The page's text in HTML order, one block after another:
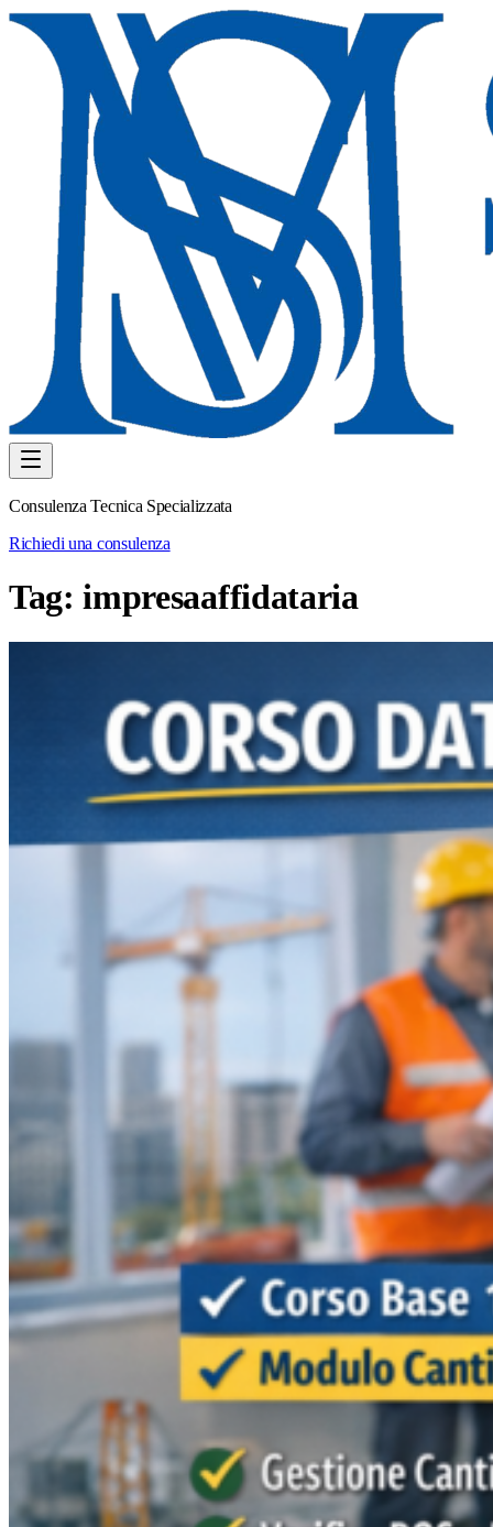
Consulenza Tecnica Specializzata
Richiedi una consulenza
Tag:impresaaffidataria